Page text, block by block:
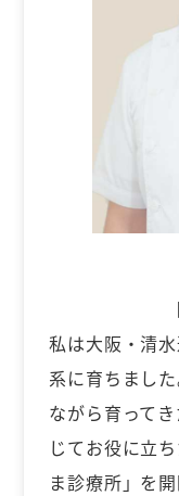
私は大阪・清
系に育ちまし
ながら育って
じてお役に立
ま診療所」を開